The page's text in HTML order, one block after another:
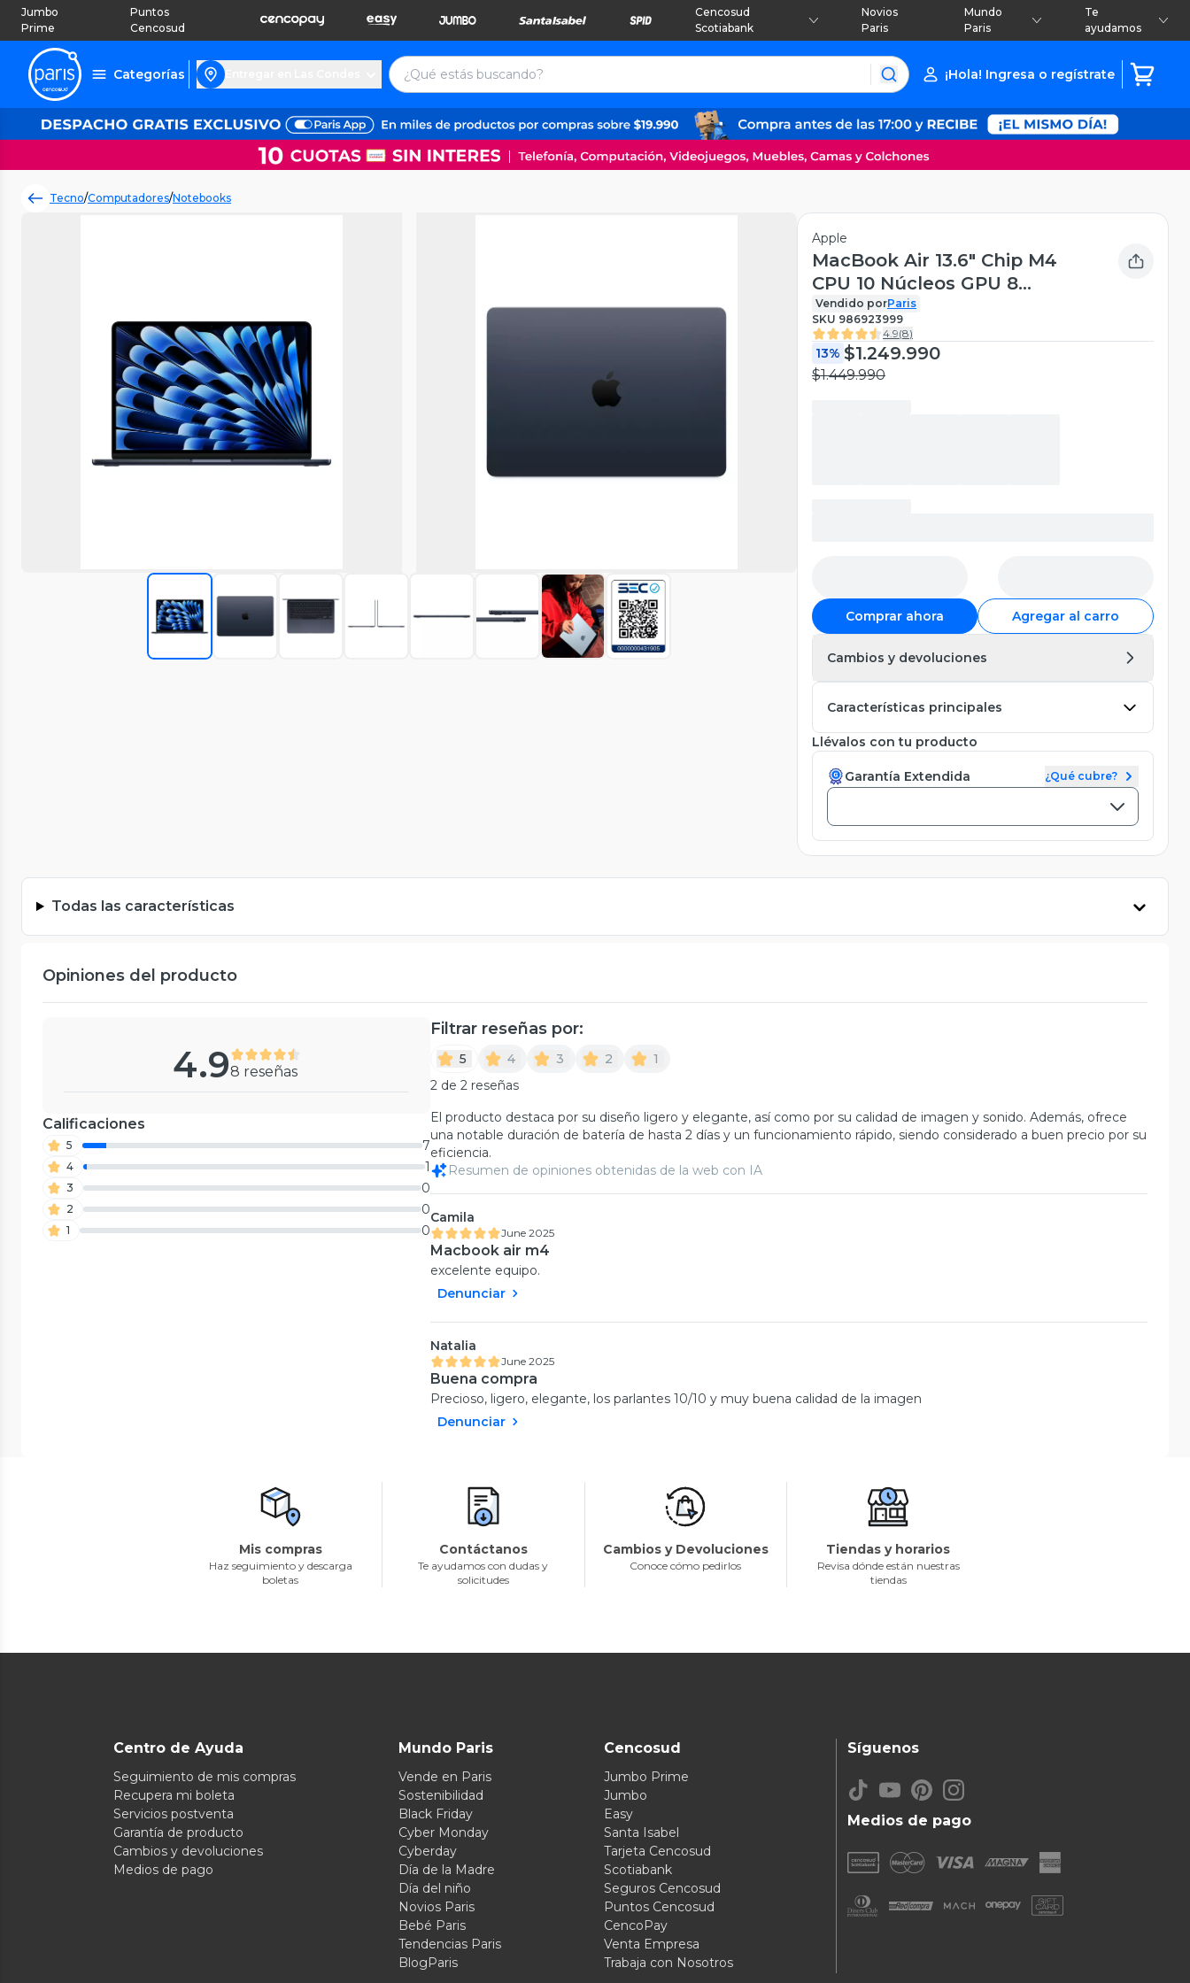
Jumbo
Prime
Puntos
Cencosud
Cencosud
Scotiabank
Novios
Paris
Mundo
Paris
Te
ayudamos
Categorías ¡Hola! Ingresa o regístrate
Tecno/Computadores/Notebooks
Apple
MacBook Air 13.6" Chip M4
CPU 10 Núcleos GPU 8
Núcleos 16GB RAM 256GB
SSD Medianoche
Vendido porParis
SKU 986923999
4.9(8)
13% $1.249.990
$1.449.990
Comprar ahora Agregar al carro
Cambios y devoluciones
Características principales
Llévalos con tu producto
Garantía Extendida ¿Qué cubre?
Todas las características
Opiniones del producto
4.98 reseñas
Calificaciones
5 7
4 1
3 0
2 0
1 0
Filtrar reseñas por:
5 4 3 2
1
2 de 2 reseñas
El producto destaca por su diseño ligero y elegante, así como por su calidad de imagen y sonido. Además, ofrece
una notable duración de batería de hasta 2 días y un funcionamiento rápido, siendo considerado a buen precio por su
eficiencia.
Resumen de opiniones obtenidas de la web con IA
Camila
June 2025
Macbook air m4
excelente equipo.
Denunciar
Natalia
June 2025
Buena compra
Precioso, ligero, elegante, los parlantes 10/10 y muy buena calidad de la imagen
Denunciar
Mis compras
Haz seguimiento y descarga
boletas
Contáctanos
Te ayudamos con dudas y
solicitudes
Cambios y Devoluciones
Conoce cómo pedirlos
Tiendas y horarios
Revisa dónde están nuestras
tiendas
Centro de Ayuda
Seguimiento de mis compras
Recupera mi boleta
Servicios postventa
Garantía de producto
Cambios y devoluciones
Medios de pago
Mundo Paris
Vende en Paris
Sostenibilidad
Black Friday
Cyber Monday
Cyberday
Día de la Madre
Día del niño
Novios Paris
Bebé Paris
Tendencias Paris
BlogParis
Cencosud
Jumbo Prime
Jumbo
Easy
Santa Isabel
Tarjeta Cencosud
Scotiabank
Seguros Cencosud
Puntos Cencosud
CencoPay
Venta Empresa
Trabaja con Nosotros
Medios de pago
Síguenos